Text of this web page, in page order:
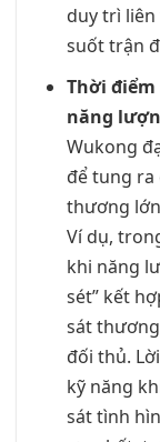
duy trì
suốt trận
Thời
năng
Wukong
để tung ra
thương
Ví dụ,
khi năng
sét” kết
sát
đối thủ.
kỹ năng
sát tình